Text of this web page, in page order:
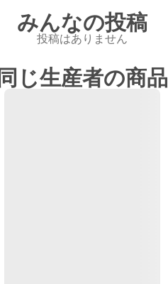
みんなの投稿
投稿はありません
同じ生産者の商品